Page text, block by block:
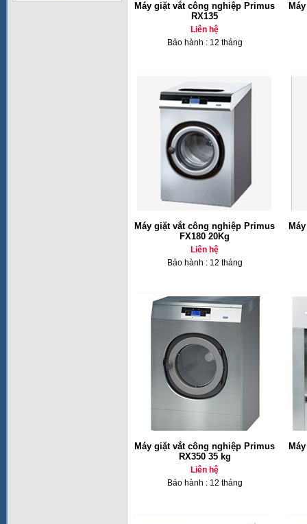
Máy giặt vắt công nghiệp Primus
RX135
Liên hệ
Bảo hành : 12 tháng
Máy giặt vắt công nghiệp Primus
FX180 20Kg
Liên hệ
Bảo hành : 12 tháng
Máy giặt vắt công nghiệp Primus
RX350 35 kg
Liên hệ
Bảo hành : 12 tháng